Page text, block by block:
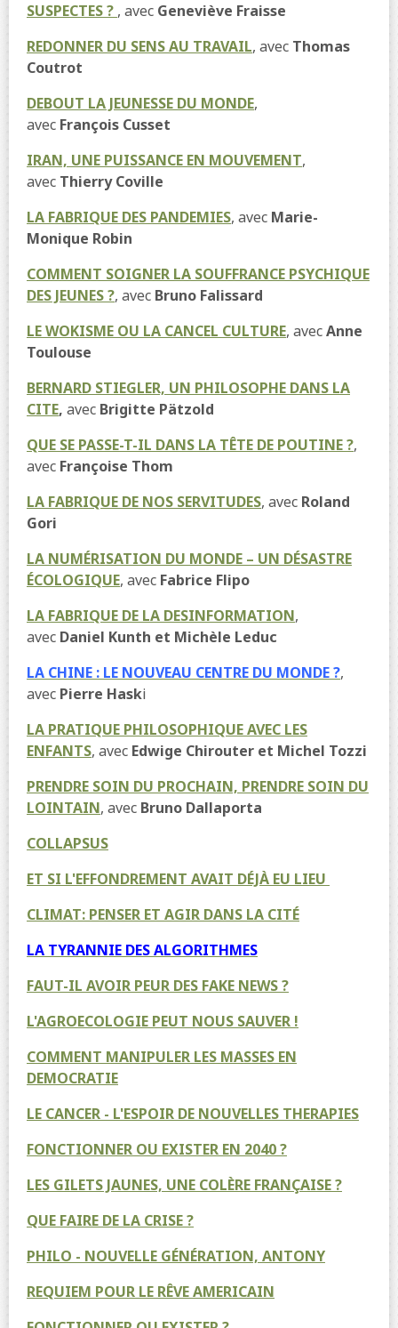
SUSPECTES ? , avec Geneviève Fraisse
REDONNER DU SENS AU TRAVAIL, avec Thomas
Coutrot
DEBOUT LA JEUNESSE DU MONDE,
avec François Cusset
IRAN, UNE PUISSANCE EN MOUVEMENT,
avec Thierry Coville
LA FABRIQUE DES PANDEMIES, avec Marie-
Monique Robin
COMMENT SOIGNER LA SOUFFRANCE PSYCHIQUE
DES JEUNES ?, avec Bruno Falissard
LE WOKISME OU LA CANCEL CULTURE, avecAnne
Toulouse
BERNARD STIEGLER, UN PHILOSOPHE DANS LA
CITE, avec Brigitte Pätzold
QUE SE PASSE-T-IL DANS LA TÊTE DE POUTINE ?,
avec Françoise Thom
LA FABRIQUE DE NOS SERVITUDES, avec Roland
Gori
LA NUMÉRISATION DU MONDE – UN DÉSASTRE
ÉCOLOGIQUE, avec Fabrice Flipo
LA FABRIQUE DE LA DESINFORMATION,
avec Daniel Kunth et Michèle Leduc
LA CHINE : LE NOUVEAU CENTRE DU MONDE ?,
avec Pierre Haski
LA PRATIQUE PHILOSOPHIQUE AVEC LES
ENFANTS, avec Edwige Chirouter et Michel Tozzi
PRENDRE SOIN DU PROCHAIN, PRENDRE SOIN DU
LOINTAIN, avec Bruno Dallaporta
COLLAPSUS
ET SI L'EFFONDREMENT AVAIT DÉJÀ EU LIEU
CLIMAT: PENSER ET AGIR DANS LA CITÉ
LA TYRANNIE DES ALGORITHMES
FAUT-IL AVOIR PEUR DES FAKE NEWS ?
L'AGROECOLOGIE PEUT NOUS SAUVER !
COMMENT MANIPULER LES MASSES EN
DEMOCRATIE
LE CANCER - L'ESPOIR DE NOUVELLES THERAPIES
FONCTIONNER OU EXISTER EN 2040 ?
LES GILETS JAUNES, UNE COLÈRE FRANÇAISE ?
QUE FAIRE DE LA CRISE ?
PHILO - NOUVELLE GÉNÉRATION, ANTONY
REQUIEM POUR LE RÊVE AMERICAIN